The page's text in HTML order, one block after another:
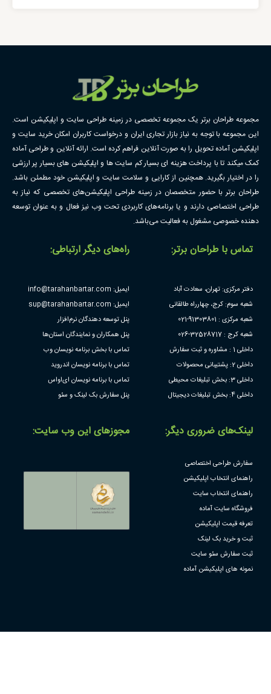
مجموعه طراحان برتر یک مجموعه تخصصی در زمینه طراحی سایت و اپلیکیشن است.
این مجموعه با توجه به نیاز بازار تجاری ایران و درخواست کاربران امکان خرید سایت و
اپلیکیشن آماده تحویل را به صورت آنلاین فراهم کرده است. ارائه آنلاین و طراحی آماده
کمک میکند تا با پرداخت هزینه ای بسیار کم سایت ها و اپلیکیشن های بسیار پر ارزشی
را در اختیار بگیرید. همچنین از کارایی و سلامت سایت و اپلیکیشن خود مطمئن باشد.
طراحان برتر با حضور متخصصان در زمینه طراحی اپلیکیشن‌های تخصصی که نیاز به
طراحی اختصاصی دارند و یا برنامه‌های کاربردی تحت وب نیز فعال و به عنوان توسعه
دهنده خصوصی مشغول به فعالیت می‌باشد.
تماس با طراحان برتر:
دفتر مرکزی: تهران، سعادت آباد
شعبه سوم: کرج، چهارراه طالقانی
شعبه مرکزی : 91303801-021
شعبه کرج : 32528717-026
داخلی 1 : مشاوره و ثبت سفارش
داخلی 2: پشتیبانی محصولات
داخلی 3: بخش تبلیغات محیطی
داخلی 4: بخش تبلیغات دیجیتال
راه‌های دیگر ارتباطی:
ایمیل: info@tarahanbartar.com
ایمیل: sup@tarahanbartar.com
پنل توسعه دهندگان نرم‌افزار
پنل همکاران و نمایندگان استان‌ها
تماس با بخش برنامه نویسان وب
تماس با برنامه نویسان اندروید
تماس با برنامه نویسان ای‌او‌اس
پنل سفارش بک لینک و سئو
لینک‌های ضروری دیگر:
سفارش طراحی اختصاصی
راهنمای انتخاب اپلیکیشن
راهنمای انتخاب سایت
فروشگاه سایت آماده
تعرفه قیمت اپلیکیشن
ثبت و خرید بک لینک
ثبت سفارش سئو سایت
نمونه های اپلیکیشن آماده
مجوز‌های این وب سایت: